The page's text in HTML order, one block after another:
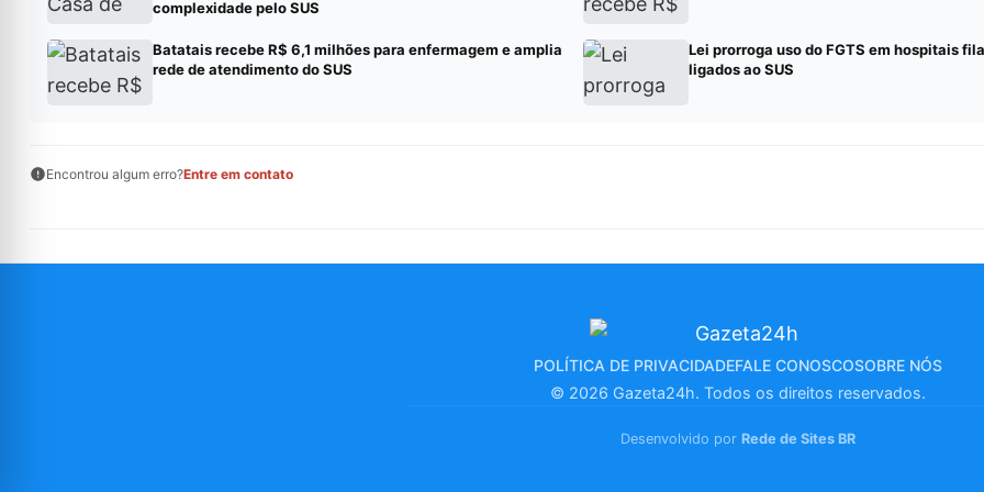
complexidade pelo SUS
Batatais recebe R$ 6,1 milhões para enfermagem e amplia
rede de atendimento do SUS
Lei prorroga uso do FGTS em hospitais
ligados ao SUS
Encontrou algum erro?Entre em contato
POLÍTICA DE PRIVACIDADEFALE CONOSCOSOBRE NÓS
© 2026 Gazeta24h. Todos os direitos reservados.
Desenvolvido por Rede de Sites BR